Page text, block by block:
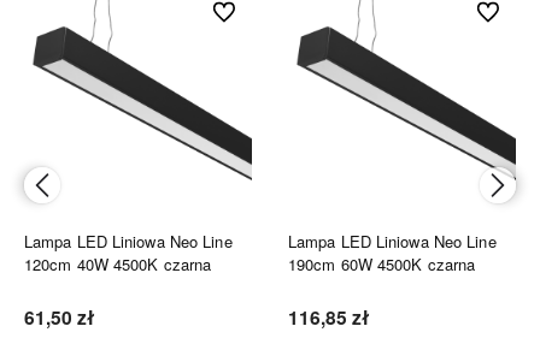
Lampa LED Liniowa Neo Line
120cm 40W 4500K czarna
61,50 zł
Do ulubionych
Lampa LED Liniowa Neo Line
190cm 60W 4500K czarna
116,85 zł
Do